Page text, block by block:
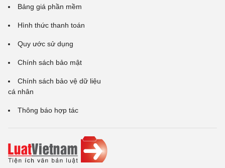
Bảng giá phần mềm
Hình thức thanh toán
Quy ước sử dụng
Chính sách bảo mật
Chính sách bảo vệ dữ liệu
cá nhân
Thông báo hợp tác